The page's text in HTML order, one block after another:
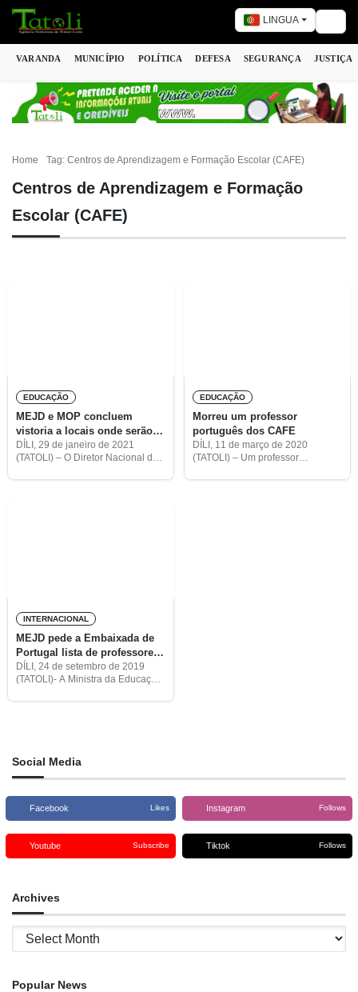
LINGUA
VARANDA MUNICÍPIO POLÍTICA DEFESA SEGURANÇA JUSTIÇA
Home Tag: Centros de Aprendizagem e Formação Escolar (CAFE)
Centros de Aprendizagem e Formação
Escolar (CAFE)
EDUCAÇÃO
MEJD e MOP concluem
vistoria a locais onde serão
construídos quatro novos
CAFE
DÍLI, 29 de janeiro de 2021
(TATOLI) – O Diretor Nacional das
EDUCAÇÃO
Morreu um professor
português dos CAFE
DÍLI, 11 de março de 2020
(TATOLI) – Um professor
INTERNACIONAL
MEJD pede a Embaixada de
Portugal lista de professores
dos CAFE
DÍLI, 24 de setembro de 2019
(TATOLI)- A Ministra da Educação,
Social Media
Facebook Likes Instagram Follows
Youtube Subscribe Tiktok Follows
Archives
Archives
Popular News